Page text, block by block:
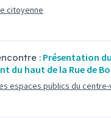
citoyenne
: Présentation
du haut de la Rue de
espaces publics du